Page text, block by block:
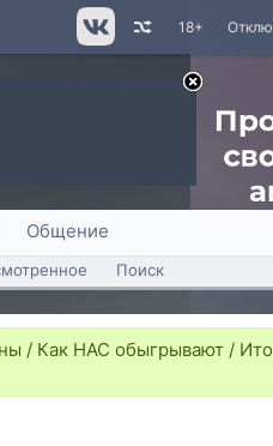
18+
Общение
Поиск
/ Как НАС обыгрывают /